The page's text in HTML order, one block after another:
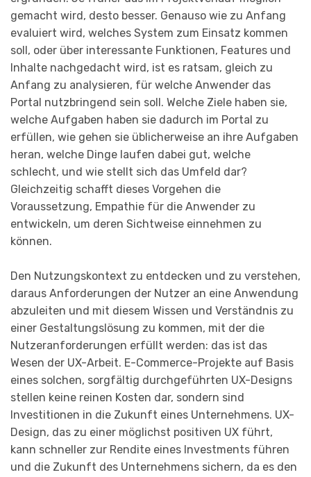
gemacht wird, desto besser. Genauso wie zu Anfang
evaluiert wird, welches System zum Einsatz kommen
soll, oder über interessante Funktionen, Features und
Inhalte nachgedacht wird, ist es ratsam, gleich zu
Anfang zu analysieren, für welche Anwender das
Portal nutzbringend sein soll. Welche Ziele haben sie,
welche Aufgaben haben sie dadurch im Portal zu
erfüllen, wie gehen sie üblicherweise an ihre Aufgaben
heran, welche Dinge laufen dabei gut, welche
schlecht, und wie stellt sich das Umfeld dar?
Gleichzeitig schafft dieses Vorgehen die
Voraussetzung, Empathie für die Anwender zu
entwickeln, um deren Sichtweise einnehmen zu
können.
Den Nutzungskontext zu entdecken und zu verstehen,
daraus Anforderungen der Nutzer an eine Anwendung
abzuleiten und mit diesem Wissen und Verständnis zu
einer Gestaltungslösung zu kommen, mit der die
Nutzeranforderungen erfüllt werden: das ist das
Wesen der UX-Arbeit. E-Commerce-Projekte auf Basis
eines solchen, sorgfältig durchgeführten UX-Designs
stellen keine reinen Kosten dar, sondern sind
Investitionen in die Zukunft eines Unternehmens. UX-
Design, das zu einer möglichst positiven UX führt,
kann schneller zur Rendite eines Investments führen
und die Zukunft des Unternehmens sichern, da es den